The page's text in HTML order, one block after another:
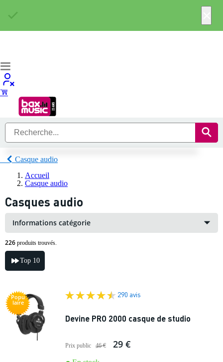
Casque audio
Accueil
Casque audio
Casques audio
Informations catégorie
226 produits trouvés.
Top 10
Popu
laire
290 avis
Devine PRO 2000 casque de studio
Prix public 46 € 29 €